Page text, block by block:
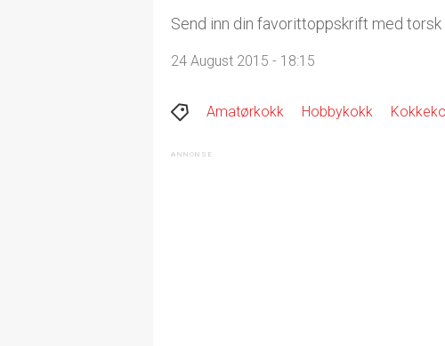
Send inn din favorittoppskrift med
24 August 2015 - 18:15
Amatørkokk Hobbykokk